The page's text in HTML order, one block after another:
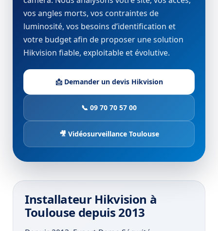
vos angles morts, vos contraintes de
luminosité, vos besoins d’identification et
votre budget afin de proposer une solution
Hikvision fiable, exploitable et évolutive.
📩 Demander un devis Hikvision
📞 09 70 70 57 00
🎥 Vidéosurveillance Toulouse
Installateur Hikvision à
Toulouse depuis 2013